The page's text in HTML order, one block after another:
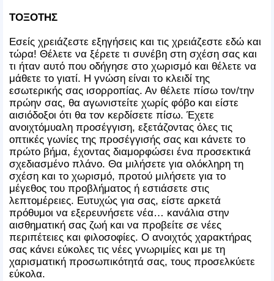
ΤΟΞΟΤΗΣ
Εσείς χρειάζεστε εξηγήσεις και τις χρειάζεστε εδώ και
τώρα! Θέλετε να ξέρετε τι συνέβη στη σχέση σας και
τι ήταν αυτό που οδήγησε στο χωρισμό και θέλετε να
μάθετε το γιατί. Η γνώση είναι το κλειδί της
εσωτερικής σας ισορροπίας. Αν θέλετε πίσω τον/την
πρώην σας, θα αγωνιστείτε χωρίς φόβο και είστε
αισιόδοξοι ότι θα τον κερδίσετε πίσω. Έχετε
ανοιχτόμυαλη προσέγγιση, εξετάζοντας όλες τις
οπτικές γωνίες της προσέγγισής σας και κάνετε το
πρώτο βήμα, έχοντας διαμορφώσει ένα προσεκτικά
σχεδιασμένο πλάνο. Θα μιλήσετε για ολόκληρη τη
σχέση και το χωρισμό, προτού μιλήσετε για το
μέγεθος του προβλήματος ή εστιάσετε στις
λεπτομέρειες. Ευτυχώς για σας, είστε αρκετά
πρόθυμοι να εξερευνήσετε νέα… κανάλια στην
αισθηματική σας ζωή και να προβείτε σε νέες
περιπέτειες και φιλοσοφίες. Ο ανοιχτός χαρακτήρας
σας κάνει εύκολες τις νέες γνωριμίες και με τη
χαρισματική προσωπικότητά σας, τους προσελκύετε
εύκολα.